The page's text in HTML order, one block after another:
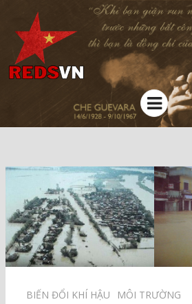
Kênh chia sẻ tri thức cộng đồng
Menu
BIẾN ĐỔI KHÍ HẬU⠀ MÔI TRƯỜNG⠀